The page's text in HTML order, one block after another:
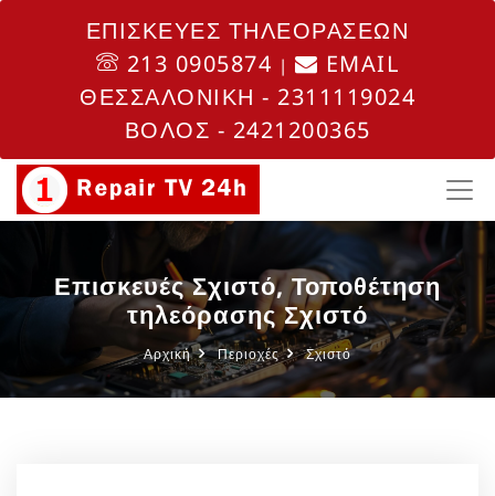
ΕΠΙΣΚΕΥΕΣ ΤΗΛΕΟΡΑΣΕΩΝ
213 0905874 |
EMAIL
ΘΕΣΣΑΛΟΝΙΚΗ - 2311119024
ΒΟΛΟΣ - 2421200365
Επισκευές Σχιστό, Τοποθέτηση
τηλεόρασης Σχιστό
Αρχική Περιοχές Σχιστό